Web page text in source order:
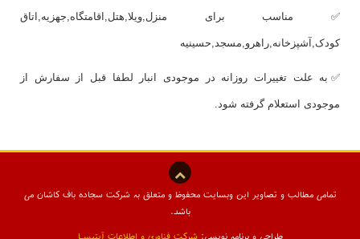
✅ مناسب برای منزل,ویلا,هتل,اقامتگاه,جهزیه,اتاق
کودک,آشپزخانه,راهرو,مسجد,حسینیه
✅به علت تغییرات روزانه در موجودی انبار لطفا قبل از سفارش از
موجودی استعلام گرفته شود.
تمامی مطالب و تصاویر این وبسایت محفوظ و متعلق به شرکت سجاده باف کاشان می
باشد.
طراحی و برنامه نویسی:شرکت فناوری و اطلاعات آیتیسـا